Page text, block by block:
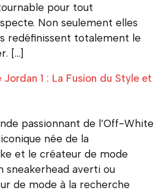
pour tout
Non seulement elles
redéfinissent totalement le
[…]
1 : La Fusion du Style et
passionnant de l’Off-White
née de la
et le créateur de mode
sneakerhead averti ou
de mode à la recherche